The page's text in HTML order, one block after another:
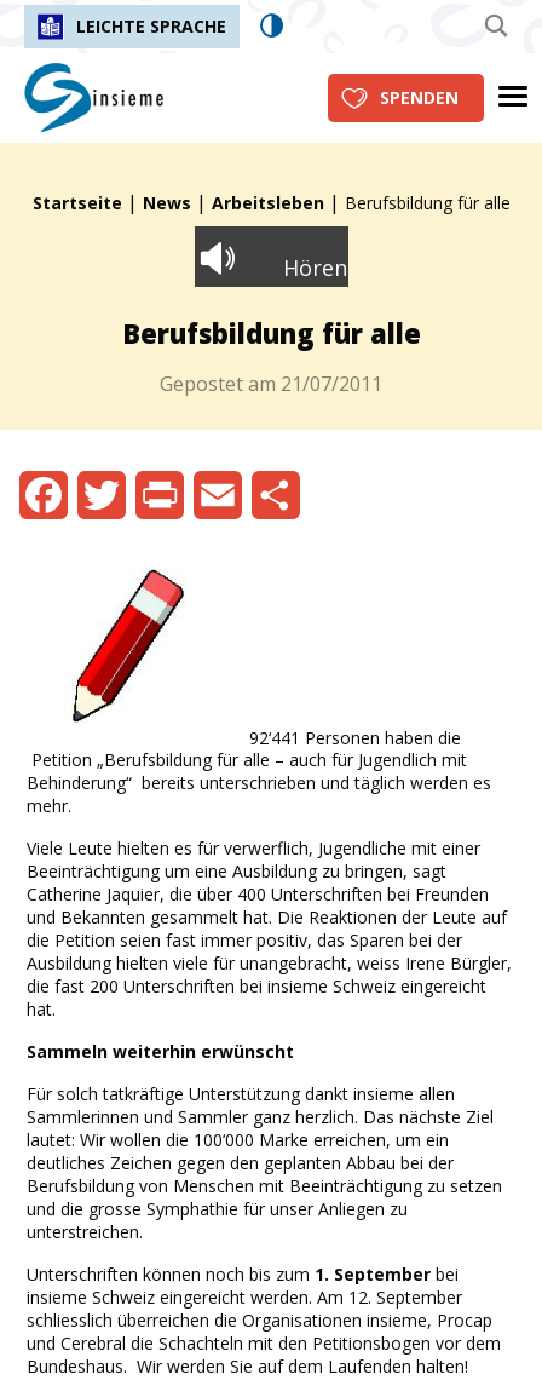
LEICHTE SPRACHE
insieme.ch
SPENDEN
Fil d'Ariane :
Startseite | News | Arbeitsleben | Berufsbildung für alle
Hören
Berufsbildung für alle
Gepostet am 21/07/2011
92‘441 Personen haben die
Petition „Berufsbildung für alle – auch für Jugendlich mit
Behinderung“ bereits unterschrieben und täglich werden es
mehr.
Viele Leute hielten es für verwerflich, Jugendliche mit einer
Beeinträchtigung um eine Ausbildung zu bringen, sagt
Catherine Jaquier, die über 400 Unterschriften bei Freunden
und Bekannten gesammelt hat. Die Reaktionen der Leute auf
die Petition seien fast immer positiv, das Sparen bei der
Ausbildung hielten viele für unangebracht, weiss Irene Bürgler,
die fast 200 Unterschriften bei insieme Schweiz eingereicht
hat.
Sammeln weiterhin erwünscht
Für solch tatkräftige Unterstützung dankt insieme allen
Sammlerinnen und Sammler ganz herzlich. Das nächste Ziel
lautet: Wir wollen die 100‘000 Marke erreichen, um ein
deutliches Zeichen gegen den geplanten Abbau bei der
Berufsbildung von Menschen mit Beeinträchtigung zu setzen
und die grosse Symphathie für unser Anliegen zu
unterstreichen.
Unterschriften können noch bis zum 1. September bei
insieme Schweiz eingereicht werden. Am 12. September
schliesslich überreichen die Organisationen insieme, Procap
und Cerebral die Schachteln mit den Petitionsbogen vor dem
Bundeshaus. Wir werden Sie auf dem Laufenden halten!